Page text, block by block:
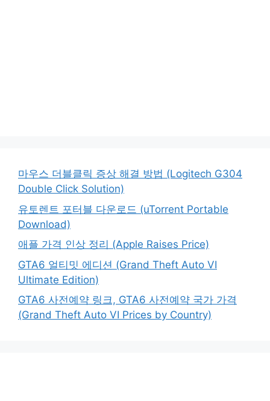
마우스 더블클릭 증상 해결 방법 (Logitech G304
Double Click Solution)
유토렌트 포터블 다운로드 (uTorrent Portable
Download)
애플 가격 인상 정리 (Apple Raises Price)
GTA6 얼티밋 에디션 (Grand Theft Auto VI
Ultimate Edition)
GTA6 사전예약 링크, GTA6 사전예약 국가 가격
(Grand Theft Auto VI Prices by Country)